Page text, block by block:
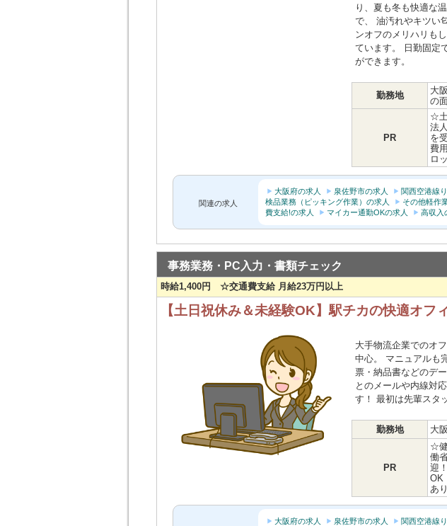
り、夏も冬も快適な
で、 油汚れやキツい
ンオフのメリハリも
ています。 日勤固定
ができます。
勤務地
大
の
PR
☆
法
を
費
ロ
関連の求人
大阪府の求人 泉佐野市の求人 関西空港線
検品業務（ピッキング作業）の求人
その他軽作
費支給!の求人
マイカー通勤OKの求人 高収入
事務業務・PC入力・書類チェック
時給1,400円 ☆交通費支給 月給23万円以上
【土日祝休み＆未経験OK】駅チカの快適オフ
大手物流企業でのオ
中心。 マニュアルも
票・納品書などのデ
とのメールや内線対
す！ 最初は先輩スタ
勤務地 大
PR
☆
働
迎
OK
あ
大阪府の求人 泉佐野市の求人 関西空港線